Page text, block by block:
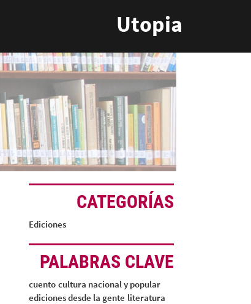
Utopia
CATEGORÍAS
Ediciones
PALABRAS CLAVE
cuento cultura nacional y popular
ediciones desde la gente literatura